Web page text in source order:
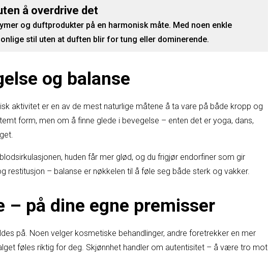
å overdrive det
og duftprodukter på en harmonisk måte. Med noen enkle
stil uten at duften blir for tung eller dominerende.
og balanse
aktivitet er en av de mest naturlige måtene å ta vare på både kropp og
form, men om å finne glede i bevegelse – enten det er yoga, dans,
huden får mer glød, og du frigjør endorfiner som gir
restitusjon – balanse er nøkkelen til å føle seg både sterk og vakker.
– på dine egne premisser
på. Noen velger kosmetiske behandlinger, andre foretrekker en mer
føles riktig for deg. Skjønnhet handler om autentisitet – å være tro mot